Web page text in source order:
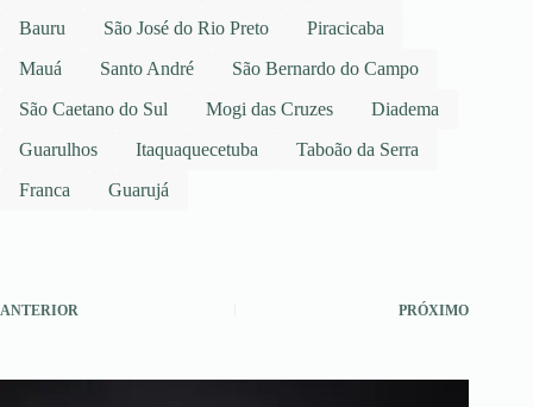
Bauru
São José do Rio Preto
Piracicaba
Mauá
Santo André
São Bernardo do Campo
São Caetano do Sul
Mogi das Cruzes
Diadema
Guarulhos
Itaquaquecetuba
Taboão da Serra
Franca
Guarujá
ANTERIOR PRÓXIMO